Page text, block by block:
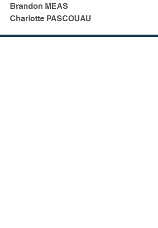
Brandon MEAS
Charlotte PASCOUAU